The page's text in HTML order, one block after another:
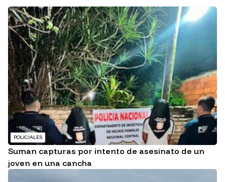
POLICIALES
Suman capturas por intento de asesinato de un
joven en una cancha